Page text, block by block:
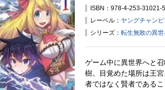
ISBN：978-4-253-31021-5
レーベル： ヤングチャン
シリーズ： 転生無敗の異
ゲーム中に異世界へと
樹。目覚めた場所は王
者ではなく賢者である